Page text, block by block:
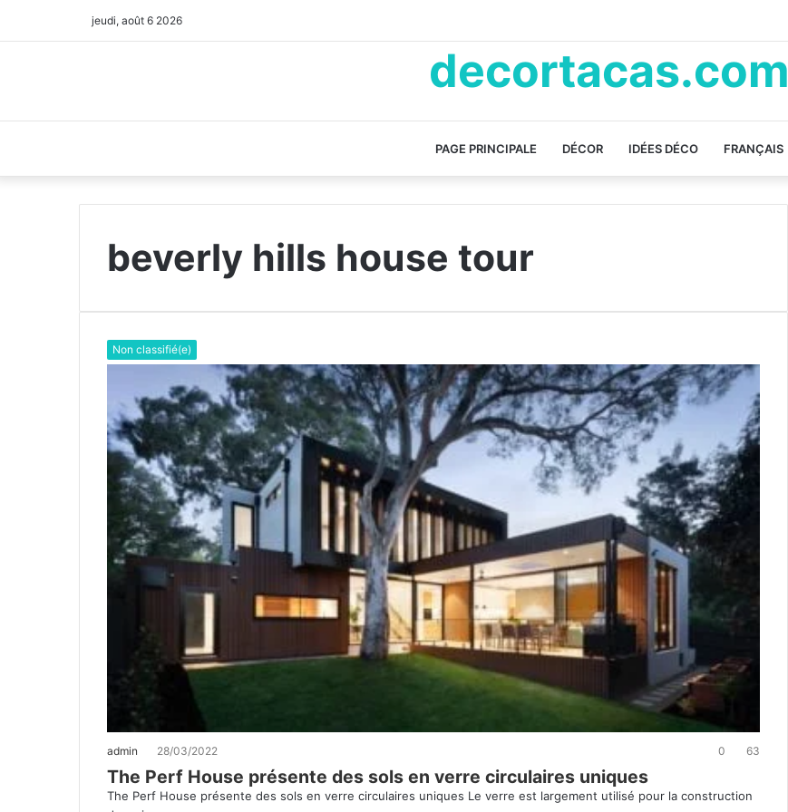
jeudi, août 6 2026
decortacas.com
PAGE PRINCIPALE DÉCOR IDÉES DÉCO FRANÇAIS
beverly hills house tour
Non classifié(e)
admin 28/03/2022 0 63
The Perf House présente des sols en verre circulaires uniques
The Perf House présente des sols en verre circulaires uniques Le verre est largement utilisé pour la construction